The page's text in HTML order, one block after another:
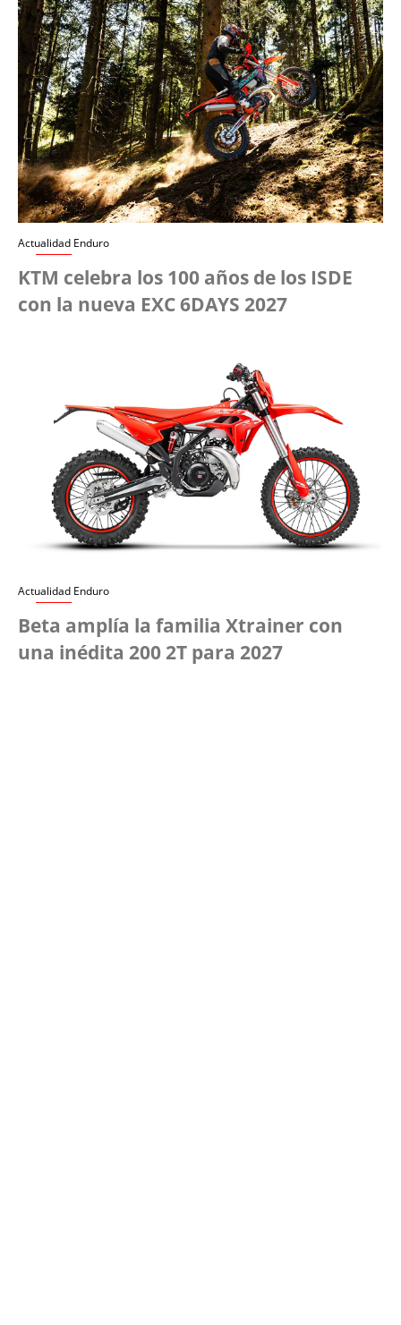
Actualidad Enduro
KTM celebra los 100 años de los ISDE
con la nueva EXC 6DAYS 2027
Actualidad Enduro
Beta amplía la familia Xtrainer con
una inédita 200 2T para 2027